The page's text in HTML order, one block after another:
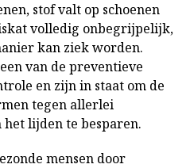
stof valt op schoenen
volledig onbegrijpelijk,
kan ziek worden.
van de preventieve
en zijn in staat om de
tegen allerlei
lijden te besparen.
mensen door